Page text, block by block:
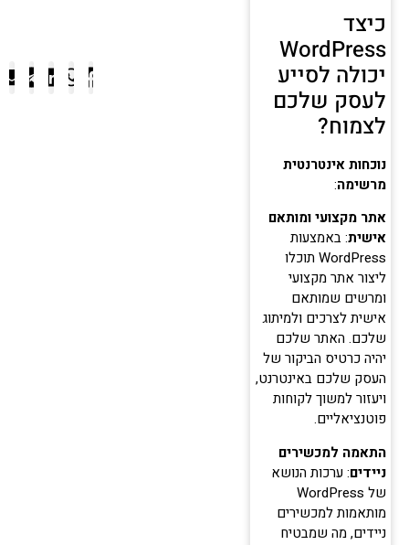
כיצד
WordPress
יכולה לסייע
לעסק שלכם
לצמוח?
נוכחות אינטרנטית
מרשימה:
אתר מקצועי ומותאם
אישית: באמצעות
WordPress תוכלו
ליצור אתר מקצועי
ומרשים שמותאם
אישית לצרכים ולמיתוג
שלכם. האתר שלכם
יהיה כרטיס הביקור של
העסק שלכם באינטרנט,
ויעזור למשוך לקוחות
פוטנציאליים.
התאמה למכשירים
ניידים: ערכות הנושא
של WordPress
מותאמות למכשירים
ניידים, מה שמבטיח